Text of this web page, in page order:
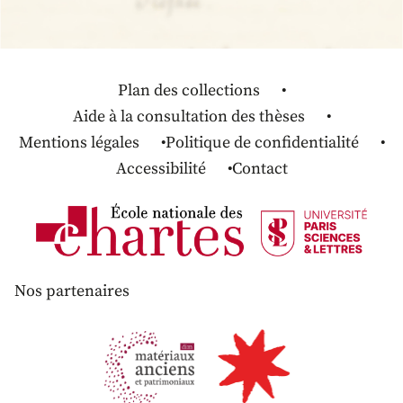
Plan des collections
Aide à la consultation des thèses
Mentions légales
Politique de confidentialité
Accessibilité
Contact
Nos partenaires